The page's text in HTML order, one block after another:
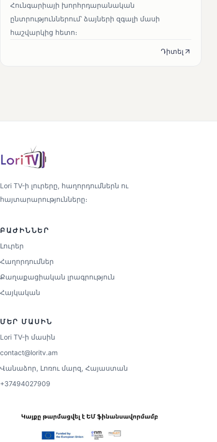
Հունգարիայի խորհրդարանական
ընտրություններում՝ ձայների զգալի մասի
հաշվարկից հետո։
Դիտել
Lori TV-ի լուրերը, հաղորդումներն ու
հայտարարությունները։
ԲԱԺԻՆՆԵՐ
Լուրեր
Հաղորդումներ
Քաղաքացիական լրագրություն
Հայկական
ՄԵՐ ՄԱՍԻՆ
Lori TV-ի մասին
contact@loritv.am
Վանաձոր, Լոռու մարզ, Հայաստան
+37494027909